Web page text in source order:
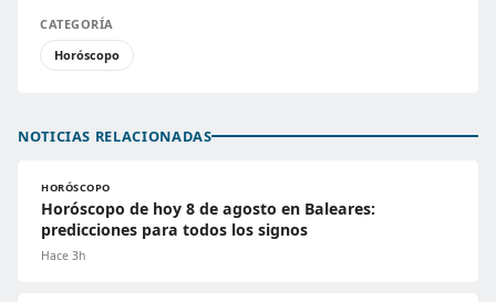
CATEGORÍA
Horóscopo
NOTICIAS RELACIONADAS
HORÓSCOPO
Horóscopo de hoy 8 de agosto en Baleares:
predicciones para todos los signos
Hace 3h